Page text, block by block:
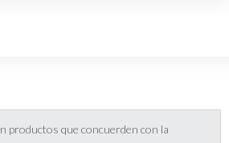
productos que concuerden con la